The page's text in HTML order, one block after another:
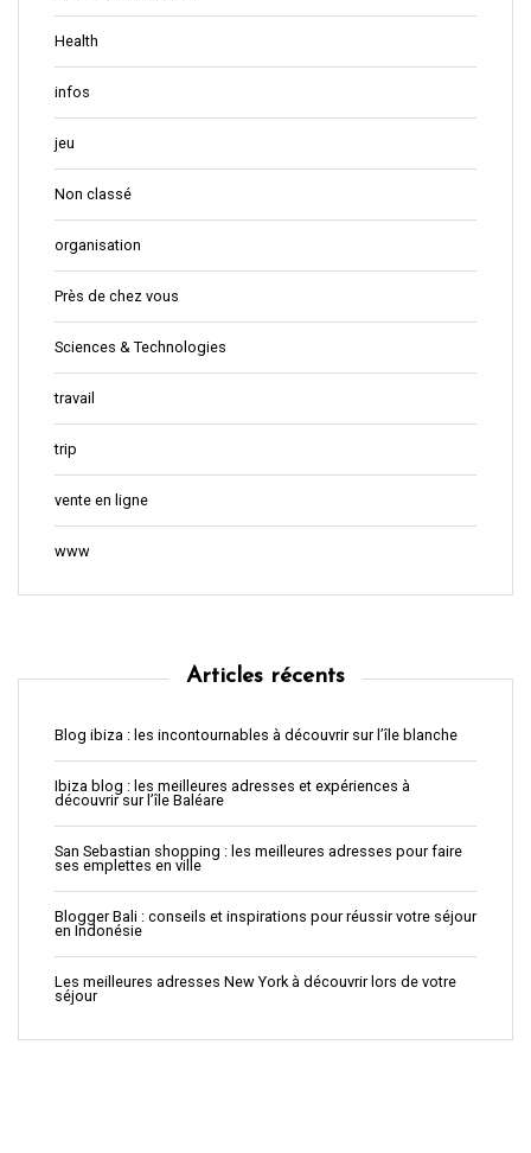
Health
infos
jeu
Non classé
organisation
Près de chez vous
Sciences & Technologies
travail
trip
vente en ligne
www
Articles récents
Blog ibiza : les incontournables à découvrir sur l’île blanche
Ibiza blog : les meilleures adresses et expériences à
découvrir sur l’île Baléare
San Sebastian shopping : les meilleures adresses pour faire
ses emplettes en ville
Blogger Bali : conseils et inspirations pour réussir votre séjour
en Indonésie
Les meilleures adresses New York à découvrir lors de votre
séjour